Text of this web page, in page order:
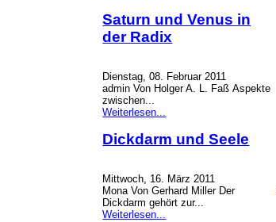
Saturn und Venus in
der Radix
Dienstag, 08. Februar 2011
admin Von Holger A. L. Faß Aspekte
zwischen...
Weiterlesen...
Dickdarm und Seele
Mittwoch, 16. März 2011
Mona Von Gerhard Miller Der
Dickdarm gehört zur...
Weiterlesen...